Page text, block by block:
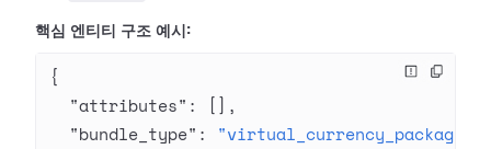
핵심 엔티티 구조 예시:
{
  "attributes"
: [],
  "bundle_type"
: "virtual_currency_package"